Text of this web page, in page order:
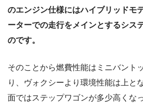
のエンジン仕様にはハイブリッドモ
ーターでの走行をメインとするシス
のです。
そのことから燃費性能はミニバント
り、ヴォクシーより環境性能は上と
面ではステップワゴンが多少高くな